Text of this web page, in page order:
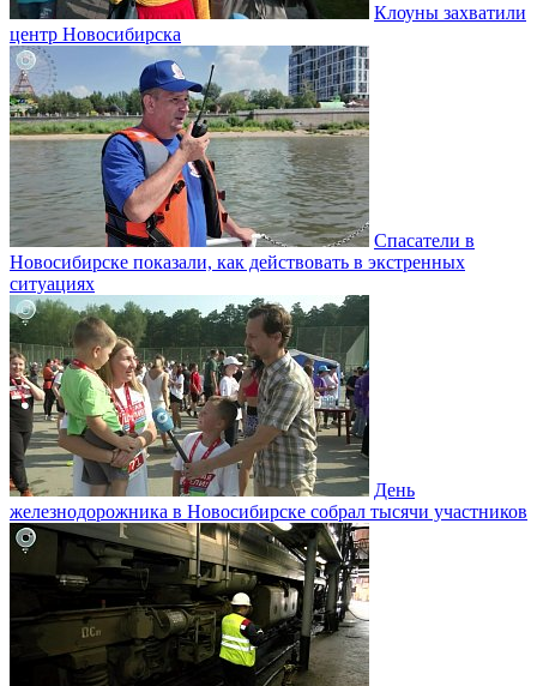
Клоуны захватили
центр Новосибирска
Спасатели в
Новосибирске показали, как действовать в экстренных
ситуациях
День
железнодорожника в Новосибирске собрал тысячи участников